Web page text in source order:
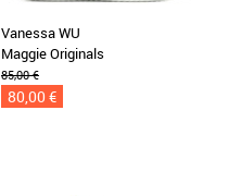
Vanessa WU
Maggie Originals
85,00 €
80,00 €